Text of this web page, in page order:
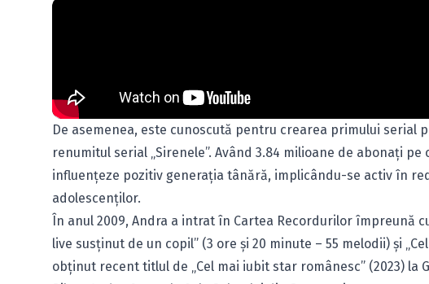
De asemenea, este cunoscută pentru crearea primului serial
renumitul serial „Sirenele”. Având 3.84 milioane de abonați
influențeze pozitiv generația tânără, implicându-se activ în
adolescenților.
În anul 2009, Andra a intrat în Cartea Recordurilor împreună
live susținut de un copil” (3 ore și 20 minute – 55 melodii) și
obținut recent titlul de „Cel mai iubit star românesc” (2023) la